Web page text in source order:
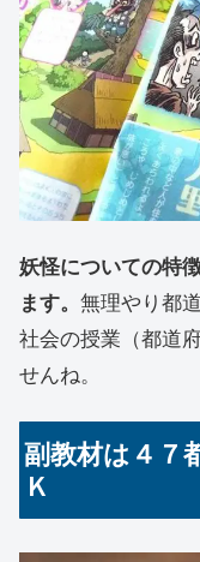
妖怪についての特
ます。 無理やり都
社会の授業（都道
せんね。
副教材は４７
Ｋ